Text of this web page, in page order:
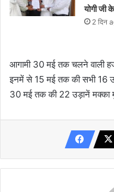
योगी जी
2 दिन
आगामी 30 मई तक चलने वाली
इनमें से 15 मई तक की सभी 16
30 मई तक की 22 उड़ानें मक्का